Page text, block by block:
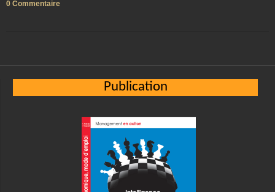
0 Commentaire
Publication